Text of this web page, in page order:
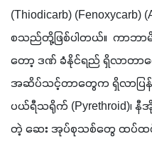
(Thiodicarb) (Fenoxycarb)
စသည်တို့ဖြစ်ပါတယ်။  ကာဘ
တော့ ဒဏ် ခံနိုင်ရည် ရှိလာတာ
အဆိပ်သင့်တာတွေက ရှိလာပြ
ပယ်ရီသရိုက် (Pyrethroid)၊ နီ
တဲ့ ဆေး အုပ်စုသစ်တွေ ထပ်ထ